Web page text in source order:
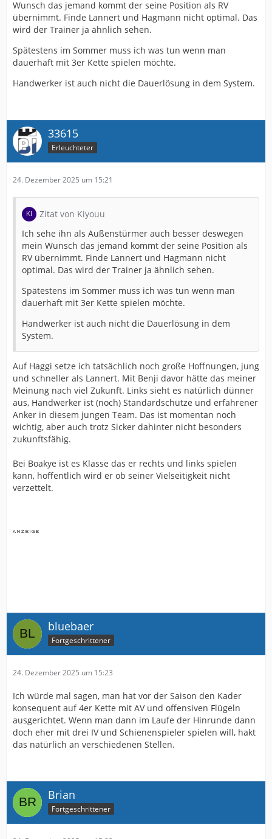
Wunsch das jemand kommt der seine Position als RV
übernimmt. Finde Lannert und Hagmann nicht optimal. Das
wird der Trainer ja ähnlich sehen.
Spätestens im Sommer muss ich was tun wenn man
dauerhaft mit 3er Kette spielen möchte.
Handwerker ist auch nicht die Dauerlösung in dem System.
33615
Erleuchteter
24. Dezember 2025 um 15:21
Zitat von Kiyouu
Ich sehe ihn als Außenstürmer auch besser deswegen
mein Wunsch das jemand kommt der seine Position als
RV übernimmt. Finde Lannert und Hagmann nicht
optimal. Das wird der Trainer ja ähnlich sehen.
Spätestens im Sommer muss ich was tun wenn man
dauerhaft mit 3er Kette spielen möchte.
Handwerker ist auch nicht die Dauerlösung in dem
System.
Auf Haggi setze ich tatsächlich noch große Hoffnungen, jung
und schneller als Lannert. Mit Benji davor hätte das meiner
Meinung nach viel Zukunft. Links sieht es natürlich dünner
aus, Handwerker ist (noch) Standardschütze und erfahrener
Anker in diesem jungen Team. Das ist momentan noch
wichtig, aber auch trotz Sicker dahinter nicht besonders
zukunftsfähig.
Bei Boakye ist es Klasse das er rechts und links spielen
kann, hoffentlich wird er ob seiner Vielseitigkeit nicht
verzettelt.
bluebaer
Fortgeschrittener
24. Dezember 2025 um 15:23
Ich würde mal sagen, man hat vor der Saison den Kader
konsequent auf 4er Kette mit AV und offensiven Flügeln
ausgerichtet. Wenn man dann im Laufe der Hinrunde dann
doch eher mit drei IV und Schienenspieler spielen will, hakt
das natürlich an verschiedenen Stellen.
Brian
Fortgeschrittener